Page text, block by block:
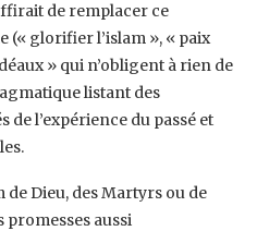
de remplacer ce
(« glorifier l’islam », « paix
» qui n’obligent à rien de
‎listant des
l’expérience du passé et
de Dieu, des Martyrs ou de
promesses ‎aussi